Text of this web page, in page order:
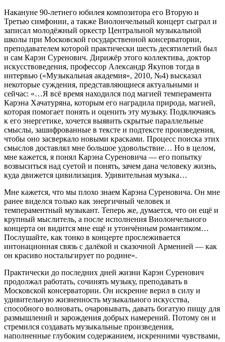
Накануне 90-летнего юбилея композитора его Вторую и
Третью симфонии, а также Виолончельный концерт сыграл и
записал молодёжный оркестр Центральной музыкальной
школы при Московской государственной консерватории,
преподавателем которой практически шесть десятилетий был
и сам Карэн Суренович. Дирижёр этого коллектива, доктор
искусствоведения, профессор Александр Якупов тогда в
интервью («Музыкальная академия», 2010, №4) высказал
некоторые суждения, представляющиеся актуальными и
сейчас: «…Я всё время находился под магией темперамента
Карэна Хачатуряна, которым его наградила природа, магией,
которая помогает понять и оценить эту музыку. Подключаясь
к его энергетике, хочется выявить скрытые параллельные
смыслы, зашифрованные в тексте и подтексте произведения,
чтобы оно засверкало новыми красками. Процесс поиска этих
смыслов доставлял мне большое удовольствие… Но в целом,
мне кажется, я понял Карэна Суреновича — его попытку
возвыситься над суетой и понять, зачем дана человеку жизнь,
куда движется цивилизация. Удивительная музыка…
Мне кажется, что мы плохо знаем Карэна Суреновича. Он мне
ранее виделся только как энергичный человек и
темпераментный музыкант. Теперь же, думается, что он ещё и
крупный мыслитель, а после исполнения Виолончельного
концерта он видится мне ещё и утончённым романтиком…
Послушайте, как тонко в концерте прослеживается
интонационная связь с далёкой и сказочной Арменией — как
он красиво ностальгирует по родине».
Практически до последних дней жизни Карэн Суренович
продолжал работать, сочинять музыку, преподавать в
Московской консерватории. Он искренне верил в силу и
удивительную жизненность музыкального искусства,
способного волновать, очаровывать, давать богатую пищу для
размышлений и зарождения добрых намерений. Потому он и
стремился создавать музыкальные произведения,
наполненные глубоким содержанием, искренними чувствами,